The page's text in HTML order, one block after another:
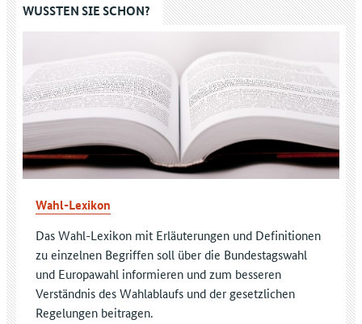
WUSSTEN SIE SCHON?
Wahl-Lexikon
Das Wahl-Lexikon mit Erläuterungen und Definitionen
zu einzelnen Begriffen soll über die Bundestagswahl
und Europawahl informieren und zum besseren
Verständnis des Wahlablaufs und der gesetzlichen
Regelungen beitragen.